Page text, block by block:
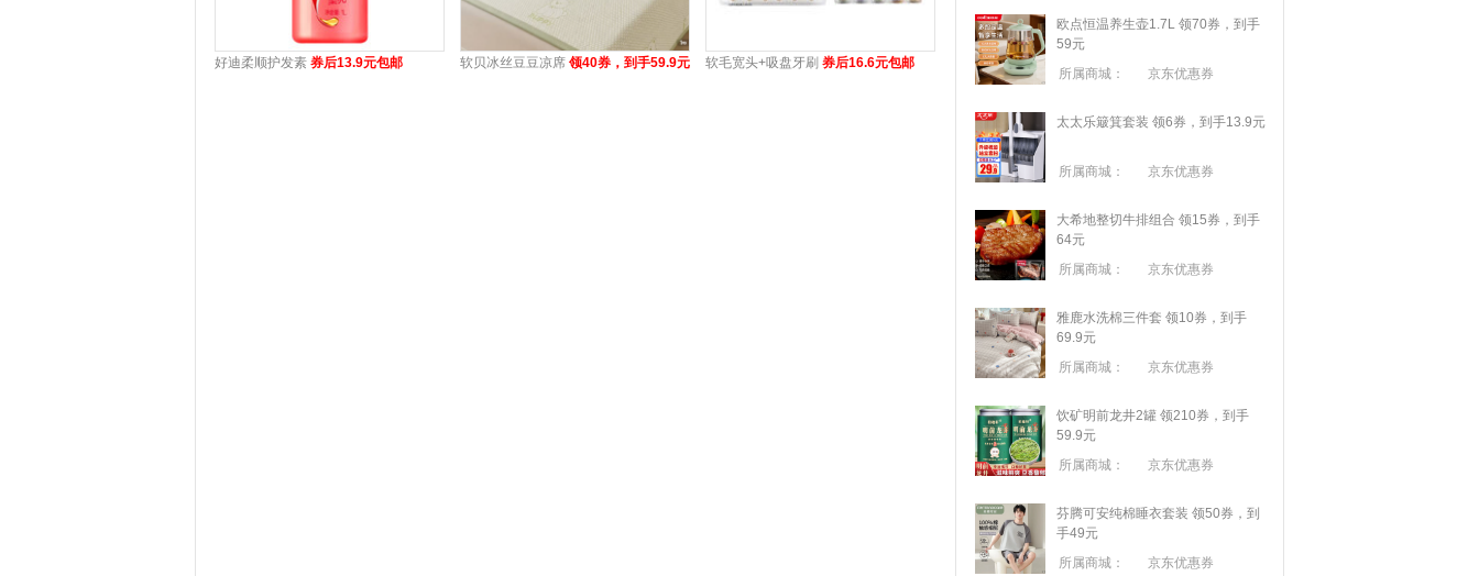
好迪柔顺护发素 券后13.9元包邮 软贝冰丝豆豆凉席 领40券，到手59.9元 软毛宽头+吸盘牙刷 券后16.6元包邮
欧点恒温养生壶1.7L 领70券，到手
59元
所属商城：
京东优惠券
太太乐簸箕套装 领6券，到手13.9元
所属商城： 京东优惠券
大希地整切牛排组合 领15券，到手
64元
所属商城：
京东优惠券
雅鹿水洗棉三件套 领10券，到手
69.9元
所属商城：
京东优惠券
饮矿明前龙井2罐 领210券，到手
59.9元
所属商城：
京东优惠券
芬腾可安纯棉睡衣套装 领50券，到
手49元
所属商城：
京东优惠券